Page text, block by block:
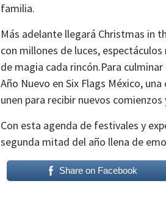
familia.
Más adelante llegará Christmas in
con millones de luces,
de magia cada rincón.Para
Año Nuevo en Six Flags México,
unen para recibir nuevos
Con esta agenda de festivales y
segunda mitad del año llena de
Share on Facebook